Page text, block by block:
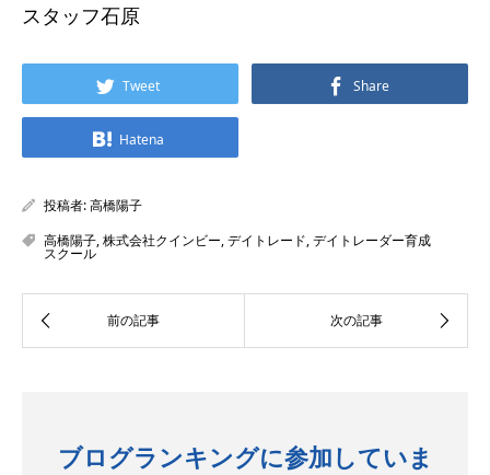
スタッフ石原
Tweet Share
Hatena
投稿者:高橋陽子
高橋陽子,株式会社クインビー,デイトレード,デイトレーダー育成
スクール
ブログランキングに参加していま